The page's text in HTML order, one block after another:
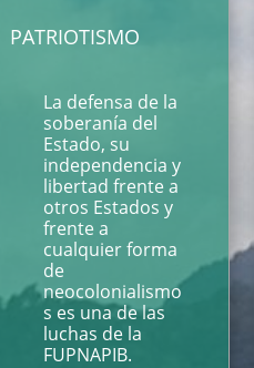
PATRIOTISMO
La defensa de la
soberanía del
Estado, su
independencia y
libertad frente a
otros Estados y
frente a
cualquier forma
de
neocolonialismo
s es una de las
luchas de la
FUPNAPIB.